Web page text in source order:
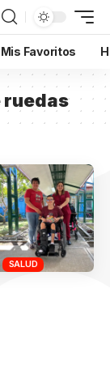
Mis Favoritos
ruedas
SALUD